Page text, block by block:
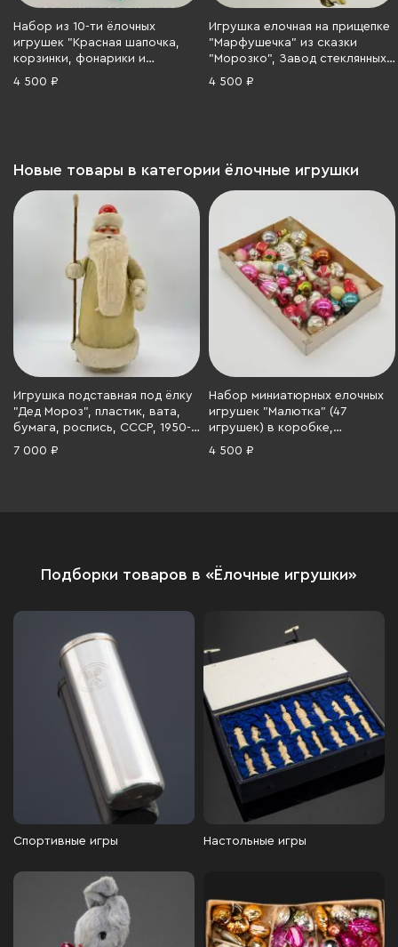
Набор из 10-ти ёлочных
игрушек "Красная шапочка,
корзинки, фонарики и
листочки" различных
4 500 ₽
Игрушка елочная на прищепке
"Марфушечка" из сказки
"Морозко", Завод стеклянных
ёлочных украшений и
4 500 ₽
Новые товары в категории ёлочные игрушки
Игрушка подставная под ёлку
"Дед Мороз", пластик, вата,
бумага, роспись, СССР, 1950-
1970 гг.
7 000 ₽
Набор миниатюрных елочных
игрушек "Малютка" (47
игрушек) в коробке,
Московский завод ёлочных
4 500 ₽
Подборки товаров в «Ёлочные игрушки»
Спортивные игры Настольные игры